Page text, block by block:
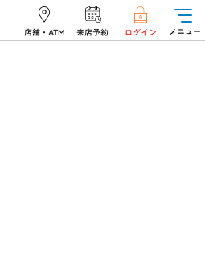
店舗・ATM 来店予約 ログイン メニュー